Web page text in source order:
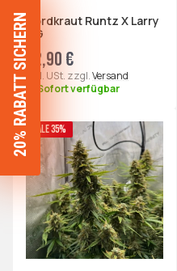
Nordkraut Runtz X Larry
OG
12,90 €
inkl. USt. zzgl.Versand
Sofort verfügbar
SALE 35%
20% RABATT SICHERN